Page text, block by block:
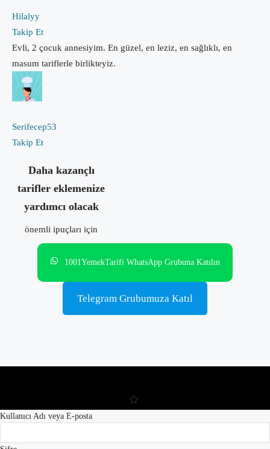
Hilalyy
Takip Et
Evli, 2 çocuk annesiyim. En güzel, en leziz, en sağlıklı, en
masum tariflerle birlikteyiz.
Serifecep53
Takip Et
Daha kazançlı
tarifler eklemenize
yardımcı olacak
önemli ipuçları için
1001YemekTarifi WhatsApp Grubuna Katılın
Telegram Grubumuza Katıl
Kullanıcı Adı veya E-posta